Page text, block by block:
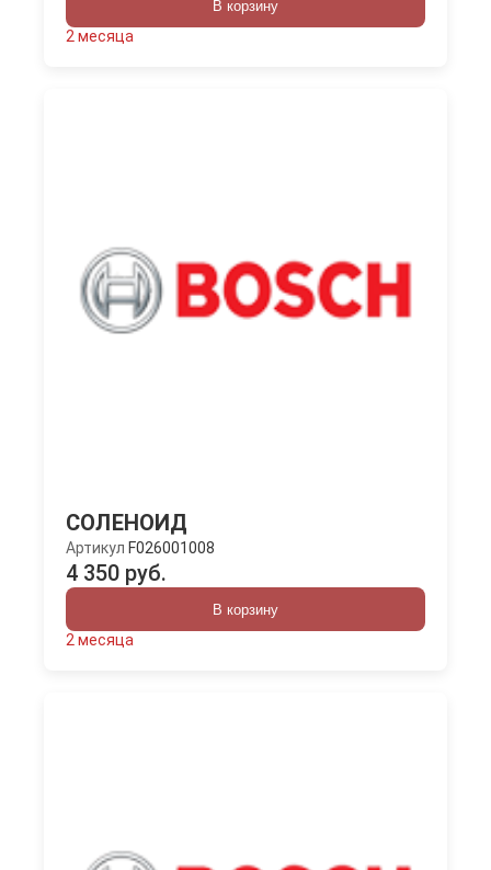
В корзину
2 месяца
СОЛЕНОИД
Артикул F026001008
4 350 руб.
В корзину
2 месяца